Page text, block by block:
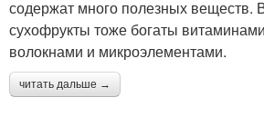
содержат много полезных веществ.
сухофрукты тоже богаты
волокнами и микроэлементами.
читать дальше →